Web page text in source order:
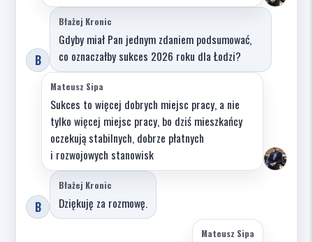
B
Błażej Kronic
Gdyby miał Pan jednym zdaniem podsumować,
co oznaczałby sukces 2026 roku dla Łodzi?
Mateusz Sipa
Sukces to więcej dobrych miejsc pracy, a nie
tylko więcej miejsc pracy, bo dziś mieszkańcy
oczekują stabilnych, dobrze płatnych
i rozwojowych stanowisk
B
Błażej Kronic
Dziękuję za rozmowę.
Mateusz Sipa